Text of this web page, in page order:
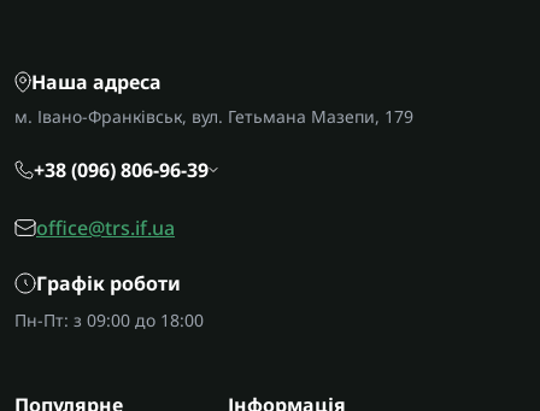
Наша адреса
м. Івано-Франківськ, вул. Гетьмана Мазепи, 179
+38 (096) 806-96-39
office@trs.if.ua
Графік роботи
Пн-Пт: з 09:00 до 18:00
Популярне Інформація